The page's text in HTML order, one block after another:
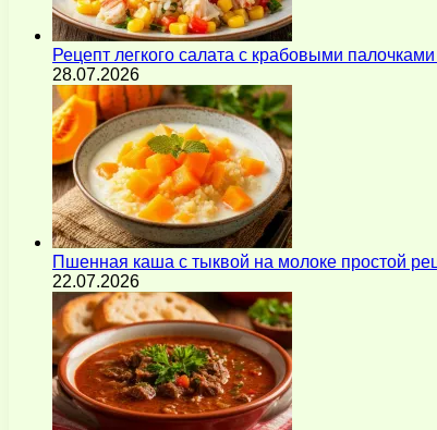
Рецепт легкого салата с крабовыми
28.07.2026
Пшенная каша с тыквой на молоке простой
22.07.2026